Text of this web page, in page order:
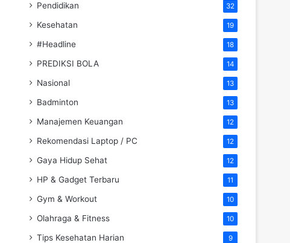
Pendidikan 32
Kesehatan 19
#Headline 18
PREDIKSI BOLA 14
Nasional 13
Badminton 13
Manajemen Keuangan 12
Rekomendasi Laptop / PC 12
Gaya Hidup Sehat 12
HP & Gadget Terbaru 11
Gym & Workout 10
Olahraga & Fitness 10
Tips Kesehatan Harian 9